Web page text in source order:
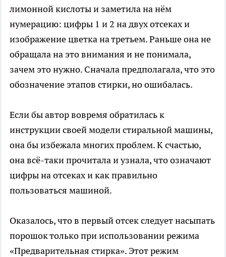
лимонной кислоты и заметила на нём
нумерацию: цифры 1 и 2 на двух отсеках и
изображение цветка на третьем. Раньше она не
обращала на это внимания и не понимала,
зачем это нужно. Сначала предполагала, что это
обозначение этапов стирки, но ошибалась.
Если бы автор вовремя обратилась к
инструкции своей модели стиральной машины,
она бы избежала многих проблем. К счастью,
она всё-таки прочитала и узнала, что означают
цифры на отсеках и как правильно
пользоваться машиной.
Оказалось, что в первый отсек следует насыпать
порошок только при использовании режима
«Предварительная стирка». Этот режим